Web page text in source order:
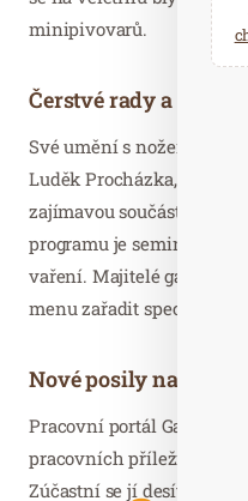
minipivovarů.
Čerstvé rady a
Své umění s nožem na
Luděk Procházka, a to v
zajímavou součástí
programu je seminář pro
vaření. Majitelé
menu zařadit speciální
Nové posily na plac i
Pracovní portál Gastro-
pracovních příležitostí v
Zúčastní se jí desítky